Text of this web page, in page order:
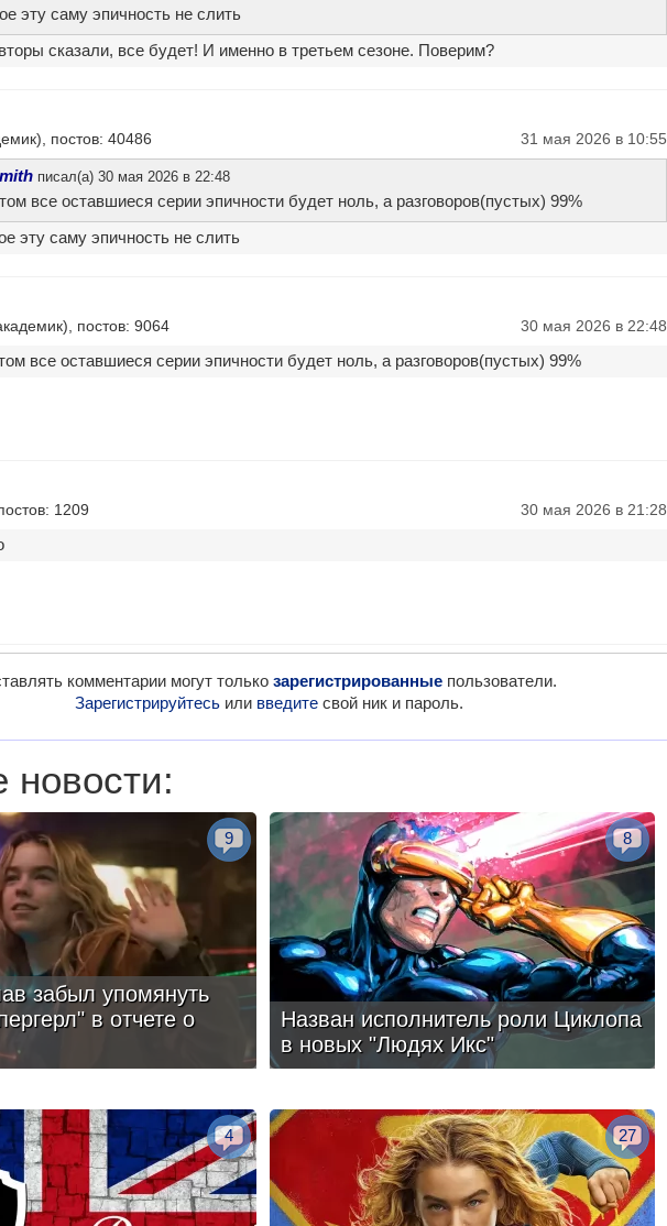
эту саму эпичность не слить
сказали, все будет! И именно в третьем сезоне. Поверим?
постов: 40486 31 мая 2026 в 10:55
писал(а) 30 мая 2026 в 22:48
все оставшиеся серии эпичности будет ноль, а разговоров(пустых) 99%
эту саму эпичность не слить
постов: 9064 30 мая 2026 в 22:48
все оставшиеся серии эпичности будет ноль, а разговоров(пустых) 99%
1209 30 мая 2026 в 21:28
комментарии могут только зарегистрированные пользователи.
Зарегистрируйтесьили введитесвой ник и пароль.
новости:
забыл упомянуть
в отчете о
9
Назван исполнитель роли Циклопа
в новых "Людях Икс"
8
4 27